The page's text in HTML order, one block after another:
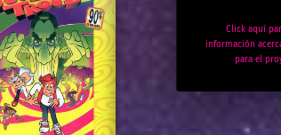
Click aquí
información
para el